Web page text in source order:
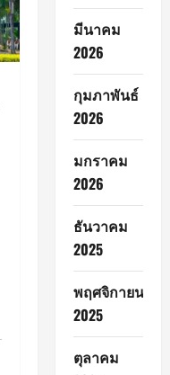
มีนาคม
2026
กุมภาพันธ์
2026
มกราคม
2026
ธันวาคม
2025
พฤศจิกายน
2025
ตุลาคม